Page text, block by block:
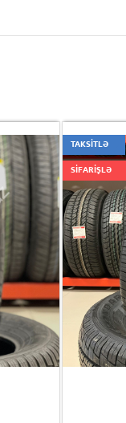
TAKSİTLƏ
SİFARİŞLƏ